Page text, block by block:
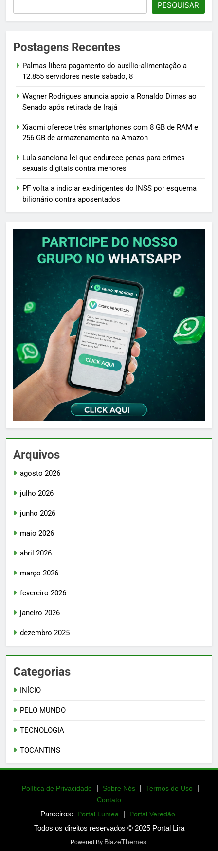
PESQUISAR
Postagens Recentes
Palmas libera pagamento do auxílio-alimentação a
12.855 servidores neste sábado, 8
Wagner Rodrigues anuncia apoio a Ronaldo Dimas ao
Senado após retirada de Irajá
Xiaomi oferece três smartphones com 8 GB de RAM e
256 GB de armazenamento na Amazon
Lula sanciona lei que endurece penas para crimes
sexuais digitais contra menores
PF volta a indiciar ex-dirigentes do INSS por esquema
bilionário contra aposentados
Arquivos
agosto 2026
julho 2026
junho 2026
maio 2026
abril 2026
março 2026
fevereiro 2026
janeiro 2026
dezembro 2025
Categorias
INÍCIO
PELO MUNDO
TECNOLOGIA
TOCANTINS
Política de Privacidade Sobre Nós Termos de Uso
Contato
Parceiros: Portal Lumea Portal Veredão
Todos os direitos reservados © 2025 Portal Lira
Powered By BlazeThemes.